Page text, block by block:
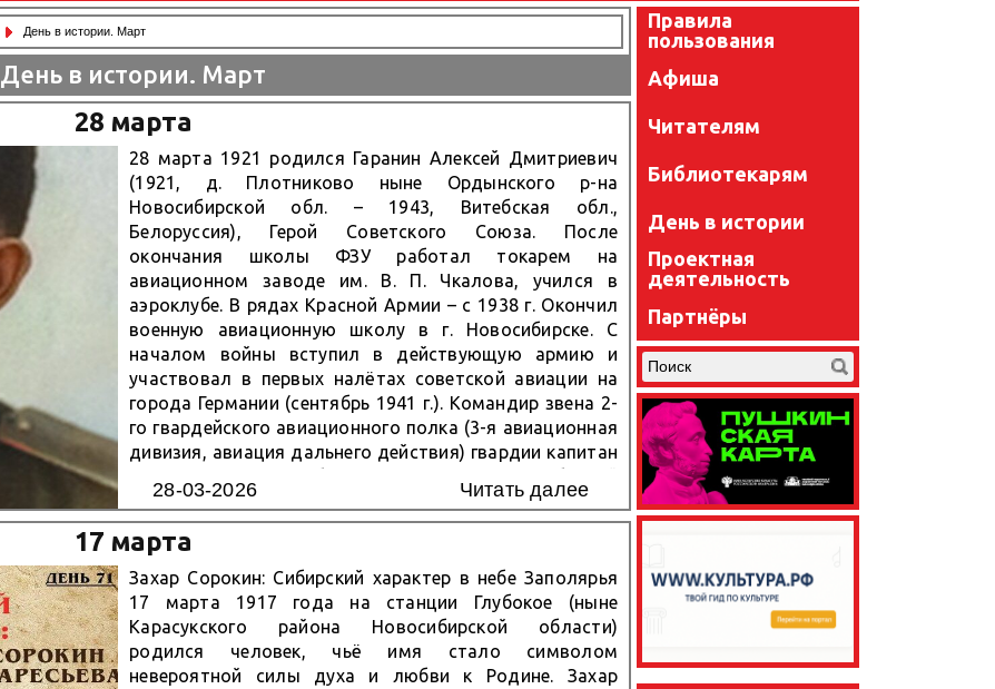
День в истории. Март
День в истории. Март
28 марта
28 марта 1921 родился Гаранин Алексей Дмитриевич
(1921, д. Плотниково ныне Ордынского р-на
Новосибирской обл. – 1943, Витебская обл.,
Белоруссия), Герой Советского Союза. После
окончания школы ФЗУ работал токарем на
авиационном заводе им. В. П. Чкалова, учился в
аэроклубе. В рядах Красной Армии – с 1938 г. Окончил
военную авиационную школу в г. Новосибирске. С
началом войны вступил в действующую армию и
участвовал в первых налётах советской авиации на
города Германии (сентябрь 1941 г.). Командир звена 2-
го гвардейского авиационного полка (3-я авиационная
дивизия, авиация дальнего действия) гвардии капитан
вылет на...
28-03-2026 Читать далее
17 марта
Захар Сорокин: Сибирский характер в небе Заполярья
17 марта 1917 года на станции Глубокое (ныне
Карасукского района Новосибирской области)
родился человек, чьё имя стало символом
невероятной силы духа и любви к Родине. Захар
Правила
пользования
Афиша
Читателям
Библиотекарям
День в истории
Проектная
деятельность
Партнёры